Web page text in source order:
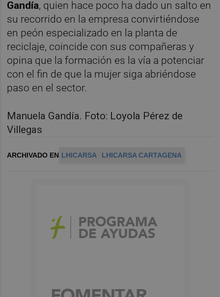
Gandía, quien hace poco ha dado un salto en
su recorrido en la empresa convirtiéndose
en peón especializado en la planta de
reciclaje, coincide con sus compañeras y
opina que la formación es la vía a potenciar
con el fin de que la mujer siga abriéndose
paso en el sector.
Manuela Gandía. Foto: Loyola Pérez de
Villegas
ARCHIVADO EN LHICARSA LHICARSA CARTAGENA